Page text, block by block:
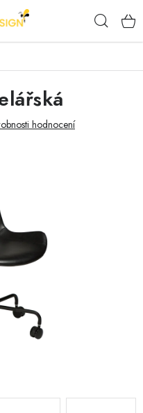
Prodávané značky
hodnocení